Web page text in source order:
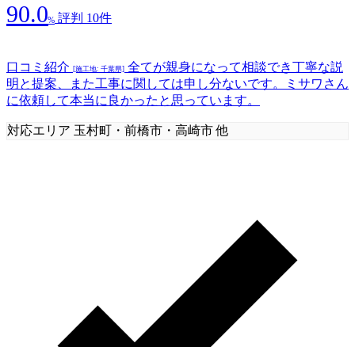
90.0% 評判 10件
口コミ紹介 [施工地: 千葉県] 全てが親身になって相談でき丁寧な説
明と提案、また工事に関しては申し分ないです。ミサワさん
に依頼して本当に良かったと思っています。
対応エリア 玉村町・前橋市・高崎市 他